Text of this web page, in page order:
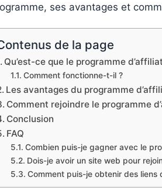
ses avantages et
de la page
Qu’est-ce que le programme
Comment fonctionne-t-il ?
Les avantages du programme
Comment rejoindre le programme
Conclusion
FAQ
Combien puis-je gagner avec le
Dois-je avoir un site web pour
Comment puis-je obtenir des liens